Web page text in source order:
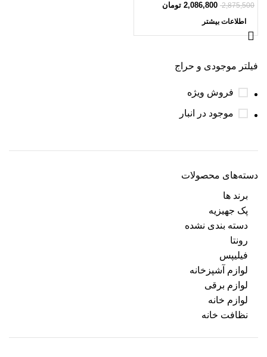
فیلتر موجودی و حراج
فروش ویژه
موجود در انبار
دسته‌های محصولات
برند ها
پک جهیزیه
دسته بندی نشده
رونتا
فیلیپس
لوازم آشپزخانه
لوازم برقی
لوازم خانه
نظافت خانه
2,875,500
2,086,800 تومان
اطلاعات بیشتر